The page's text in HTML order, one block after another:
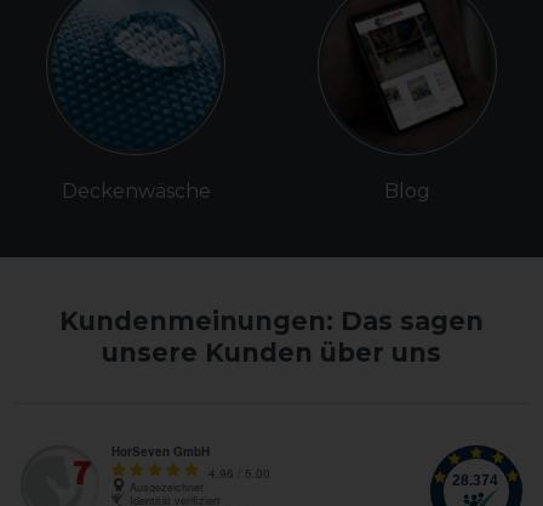
Deckenwäsche Blog
Kundenmeinungen: Das sagen
unsere Kunden über uns